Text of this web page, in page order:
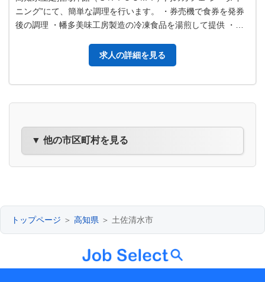
ニング”にて、簡単な調理を行います。 ・券売機で食券を発券
後の調理 ・幡多美味工房製造の冷凍食品を湯煎して提供 ・フ
求人の詳細を見る
▼ 他の市区町村を見る
トップページ ＞ 高知県 ＞ 土佐清水市